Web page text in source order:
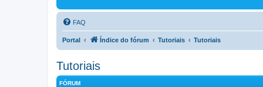
FAQ
Portal Índice do fórum Tutoriais Tutoriais
Tutoriais
FÓRUM